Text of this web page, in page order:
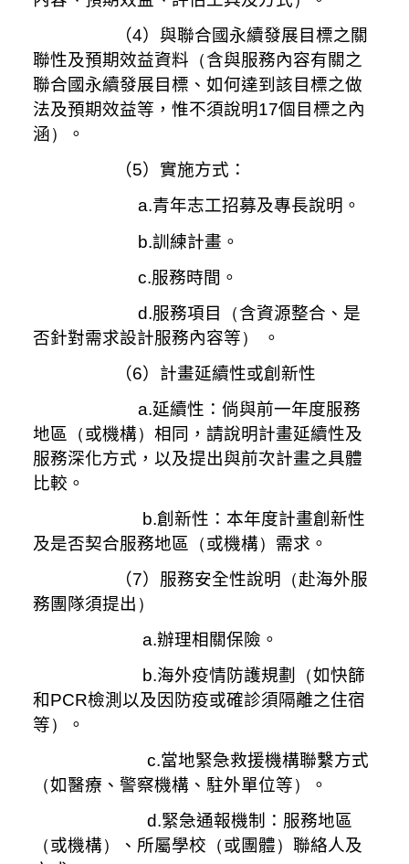
（4）與聯合國永續發展目標之關
聯性及預期效益資料 （含與服務內容有關之
聯合國永續發展目標、如何達到該目標之做
法及預期效益等，惟不須說明17個目標之內
涵）
。
（5）實施方式：
a.青年志工招募及專長說明。
b.訓練計畫。
c.服務時間。
d.服務項目 （含資源整合、是
否針對需求設計服務內容等）
。
（6）計畫延續性或創新性
a.延續性：倘與前一年度服務
地區 （或機構） 相同，請說明計畫延續性及
服務深化方式，以及提出與前次計畫之具體
比較。
b.創新性：本年度計畫創新性
及是否契合服務地區 （或機構） 需求。
（7）服務安全性說明
（赴海外服
務團隊須提出 ）
a.辦理相關保險。
b.海外疫情防護規劃
（如快篩
和PCR檢測以及因防疫或確診須隔離之住宿
等）
。
c.當地緊急救援機構聯繫方式
（如醫療、警察機構、駐外單位等）
。
d.緊急通報機制：服務地區
（或機構） 、所屬學校 （或團體） 聯絡人及